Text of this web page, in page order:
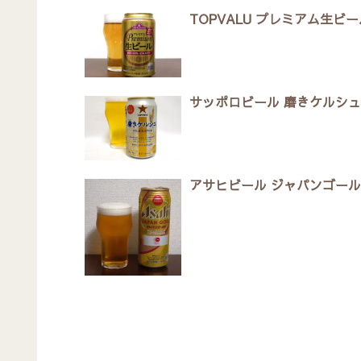
TOPVALU プレミアム生ビ
サッポロビール 磨きケルシュ
アサヒビール ジャパンゴー